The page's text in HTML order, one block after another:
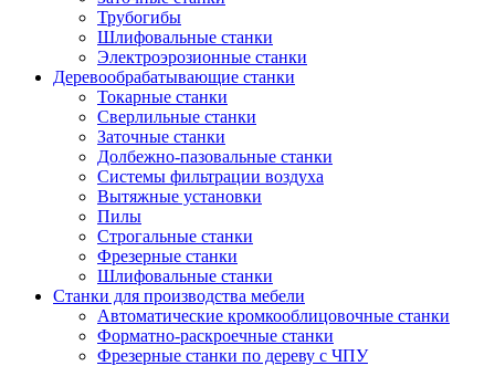
Трубогибы
Шлифовальные станки
Электроэрозионные станки
Деревообрабатывающие станки
Токарные станки
Сверлильные станки
Заточные станки
Долбежно-пазовальные станки
Системы фильтрации воздуха
Вытяжные установки
Пилы
Строгальные станки
Фрезерные станки
Шлифовальные станки
Станки для производства мебели
Автоматические кромкооблицовочные станки
Форматно-раскроечные станки
Фрезерные станки по дереву с ЧПУ